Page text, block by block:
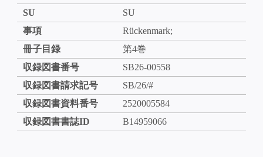
SU
SU
事項
Rückenmark;
冊子目録
第4巻
収録図書番号
SB26-00558
収録図書請求記号
SB/26/#
収録図書資料番号
2520005584
収録図書書誌ID
B14959066